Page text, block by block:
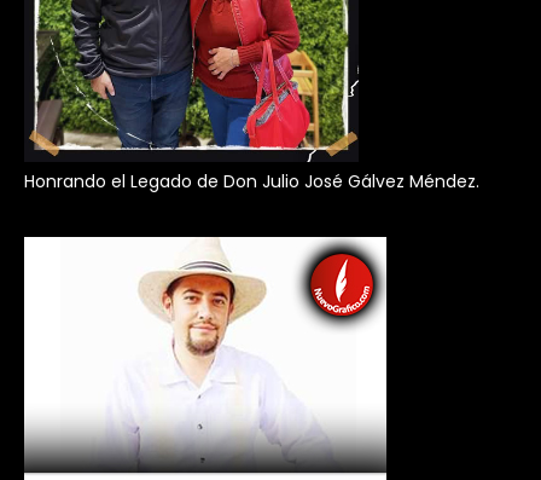
Honrando el Legado de Don Julio José Gálvez Méndez.